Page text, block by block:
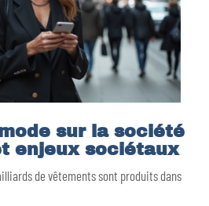
sur la société
enjeux sociétaux
de vêtements sont produits dans